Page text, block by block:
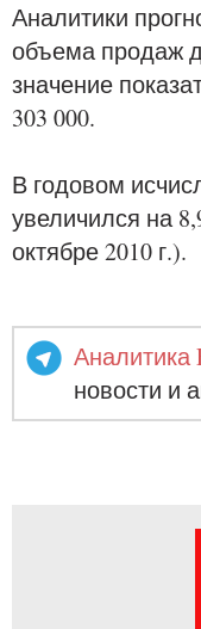
Аналитики
объема продаж
значение
303 000.
В годовом
увеличился на
октябре 2010 г.).
Аналитика
новости и